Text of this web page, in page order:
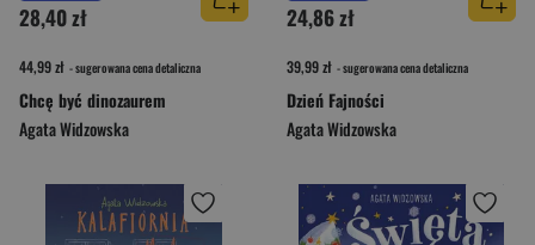
28,40 zł
44,99 zł - sugerowana cena detaliczna
Chcę być dinozaurem
Agata Widzowska
24,86 zł
39,99 zł - sugerowana cena detaliczna
Dzień Fajności
Agata Widzowska